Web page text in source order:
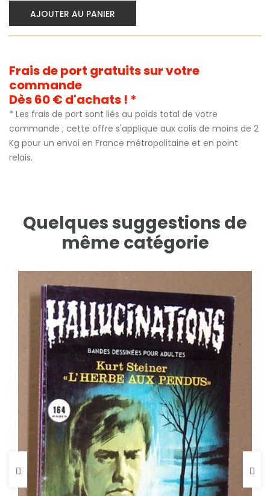
AJOUTER AU PANIER
Frais de port gratuits sur votre
commande
Dès 60 € d'achats ! *
* Les frais de port sont liés au poids total de votre
commande ; cette offre s'applique aux colis de moins de 2
Kg pour un envoi en France métropolitaine et en point
relais.
Quelques suggestions de
même catégorie